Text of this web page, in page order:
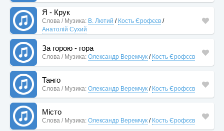
Я - Крук
Слова / Музика: В. Лютий / Кость Єрофєєв /
Анатолій Сухий
За горою - гора
Слова / Музика: Олександр Веремчук / Кость Єрофєєв
Танго
Слова / Музика: Олександр Веремчук / Кость Єрофєєв
Місто
Слова / Музика: Олександр Веремчук / Кость Єрофєєв